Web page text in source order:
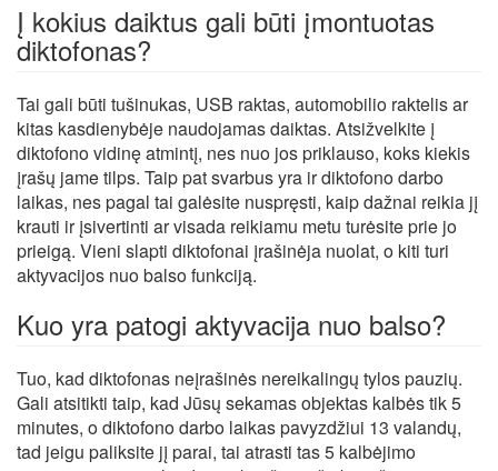
Į kokius daiktus gali būti įmontuotas
diktofonas?
Tai gali būti tušinukas, USB raktas, automobilio raktelis ar
kitas kasdienybėje naudojamas daiktas. Atsižvelkite į
diktofono vidinę atmintį, nes nuo jos priklauso, koks kiekis
įrašų jame tilps. Taip pat svarbus yra ir diktofono darbo
laikas, nes pagal tai galėsite nuspręsti, kaip dažnai reikia jį
krauti ir įsivertinti ar visada reikiamu metu turėsite prie jo
prieigą. Vieni slapti diktofonai įrašinėja nuolat, o kiti turi
aktyvacijos nuo balso funkciją.
Kuo yra patogi aktyvacija nuo balso?
Tuo, kad diktofonas neįrašinės nereikalingų tylos pauzių.
Gali atsitikti taip, kad Jūsų sekamas objektas kalbės tik 5
minutes, o diktofono darbo laikas pavyzdžiui 13 valandų,
tad jeigu paliksite jį parai, tai atrasti tas 5 kalbėjimo